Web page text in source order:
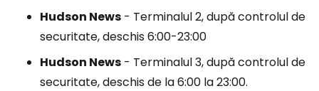
Hudson News - Terminalul 2, după controlul de
securitate, deschis 6:00-23:00
Hudson News - Terminalul 3, după controlul de
securitate, deschis de la 6:00 la 23:00.